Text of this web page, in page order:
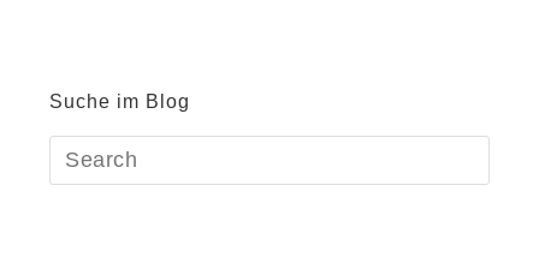
Suche im Blog